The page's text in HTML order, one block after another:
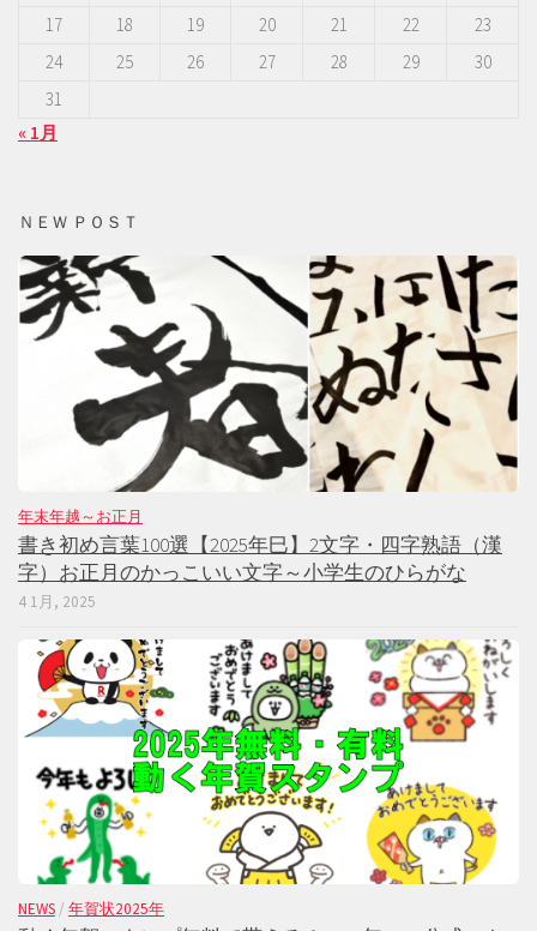
17
18 19 20 21 22
23
24
25 26 27 28 29
30
31
« 1月
ＮＥＷ ＰＯＳＴ
年末年越～お正月
書き初め言葉100選【2025年巳】2文字・四字熟語（漢
字）お正月のかっこいい文字～小学生のひらがな
4 1月, 2025
NEWS / 年賀状2025年